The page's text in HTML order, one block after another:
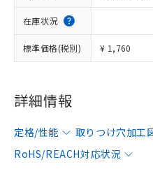
在庫状況
標準価格(税別) ¥ 1,760
詳細情報
定格/性能 取りつけ穴加工
RoHS/REACH対応状況